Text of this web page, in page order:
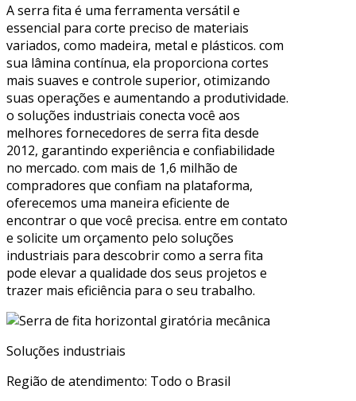
A serra fita é uma ferramenta versátil e
essencial para corte preciso de materiais
variados, como madeira, metal e plásticos. com
sua lâmina contínua, ela proporciona cortes
mais suaves e controle superior, otimizando
suas operações e aumentando a produtividade.
o soluções industriais conecta você aos
melhores fornecedores de serra fita desde
2012, garantindo experiência e confiabilidade
no mercado. com mais de 1,6 milhão de
compradores que confiam na plataforma,
oferecemos uma maneira eficiente de
encontrar o que você precisa. entre em contato
e solicite um orçamento pelo soluções
industriais para descobrir como a serra fita
pode elevar a qualidade dos seus projetos e
trazer mais eficiência para o seu trabalho.
Soluções industriais
Região de atendimento: Todo o Brasil